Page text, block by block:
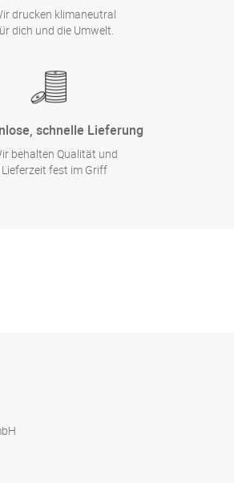
drucken klimaneutral
dich und die Umwelt.
schnelle Lieferung
behalten Qualität und
Lieferzeit fest im Griff